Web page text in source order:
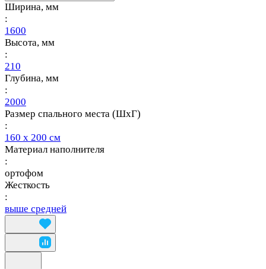
Ширина, мм
:
1600
Высота, мм
:
210
Глубина, мм
:
2000
Размер спального места (ШхГ)
:
160 х 200 см
Материал наполнителя
:
ортофом
Жесткость
:
выше средней